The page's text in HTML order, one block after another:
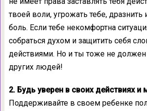
твоей воли, угрожать тебе, дразнить
боль. Если тебе некомфортна
собраться духом и защитить себя
действиями. Но и ты тоже не должен
других людей!
2. Будь уверен в своих действиях и
Поддерживайте в своем ребенке